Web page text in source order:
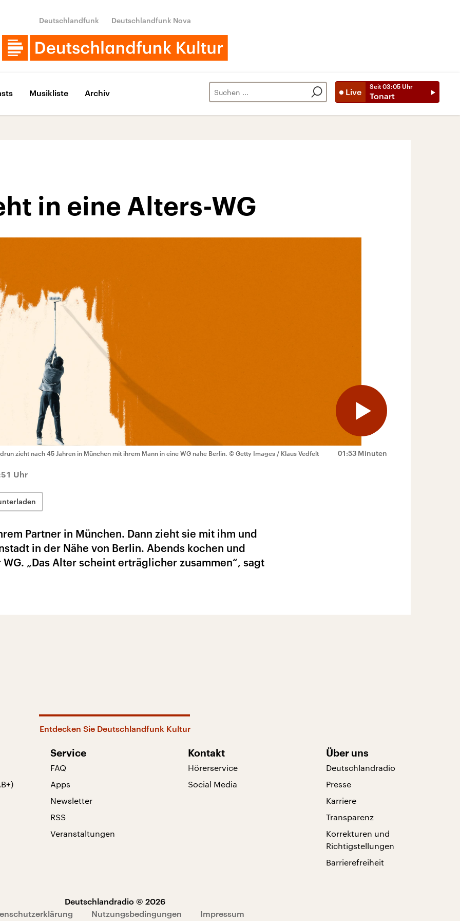
Deutschlandfunk Deutschlandfunk Nova
Live
Seit 03:05 Uhr
Tonart
Musikliste Archiv
in eine Alters-WG
01:53 Minuten
zieht nach 45 Jahren in München mit ihrem Mann in eine WG nahe Berlin. © Getty Images / Klaus Vedfelt
Uhr
Partner in München. Dann zieht sie mit ihm und
in der Nähe von Berlin. Abends kochen und
„Das Alter scheint erträglicher zusammen“, sagt
Entdecken Sie Deutschlandfunk Kultur
Service
FAQ
Apps
Newsletter
RSS
Veranstaltungen
Kontakt
Hörerservice
Social Media
Über uns
Deutschlandradio
Presse
Karriere
Transparenz
Korrekturen und
Richtigstellungen
Barrierefreiheit
Deutschlandradio © 2026
Nutzungsbedingungen Impressum